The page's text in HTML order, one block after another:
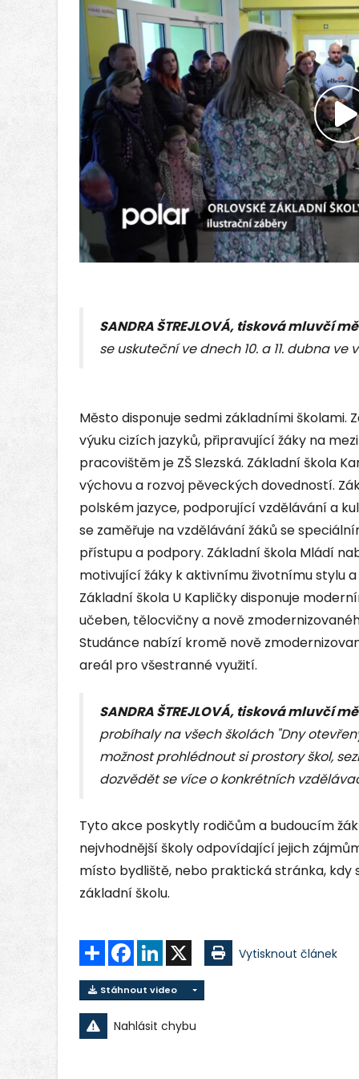
SANDRA ŠTREJLOVÁ, tisková mluvčí
se uskuteční ve dnech 10. a 11. dubna
Město disponuje sedmi základními školami.
výuku cizích jazyků, připravující žáky na
pracovištěm je ZŠ Slezská. Základní škola
výchovu a rozvoj pěveckých dovedností.
polském jazyce, podporující vzdělávání a
se zaměřuje na vzdělávání žáků se
přístupu a podpory. Základní škola Mládí
motivující žáky k aktivnímu životnímu stylu
Základní škola U Kapličky disponuje
učeben, tělocvičny a nově
Studánce nabízí kromě nově
areál pro všestranné využití.
SANDRA ŠTREJLOVÁ, tisková mluvčí
probíhaly na všech školách "Dny
možnost prohlédnout si prostory škol,
dozvědět se více o konkrétních
Tyto akce poskytly rodičům a budoucím
nejvhodnější školy odpovídající jejich
místo bydliště, nebo praktická stránka, kdy
základní školu.
Sdílet FacebookLinkedIn Vytisknout článek
Stáhnout video
Nahlásit chybu